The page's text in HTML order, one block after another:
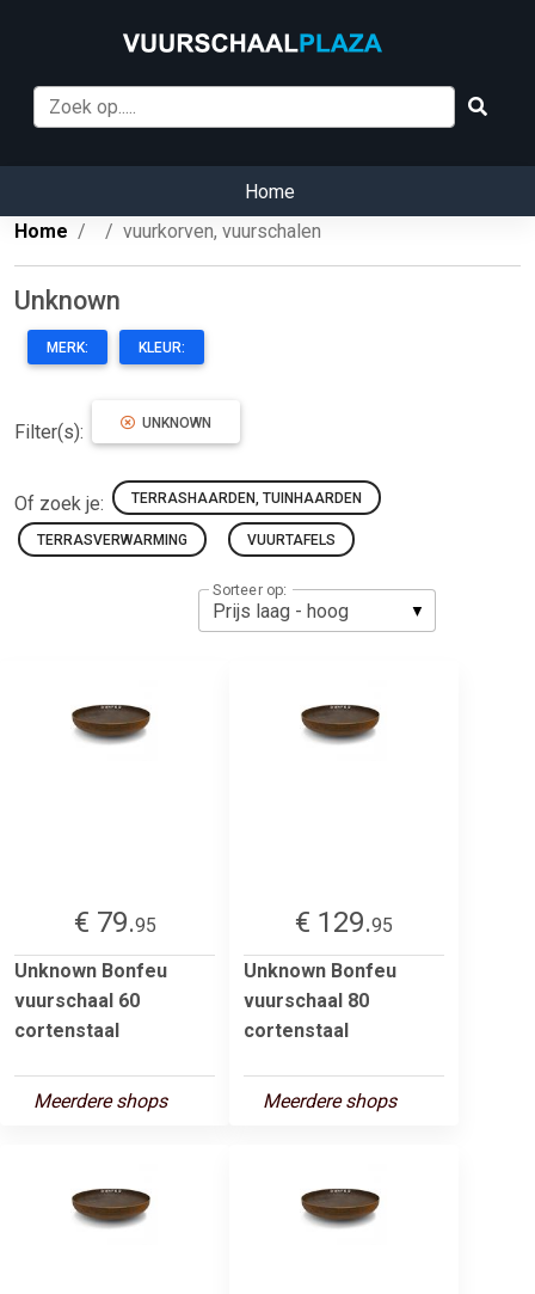
Home
Home
vuurkorven, vuurschalen
Unknown
MERK: KLEUR:
Filter(s): UNKNOWN
Of zoek je: TERRASHAARDEN, TUINHAARDEN
TERRASVERWARMING VUURTAFELS
Sorteer op:
€ 79.95
Unknown Bonfeu
vuurschaal 60
cortenstaal
Meerdere shops
€ 129.95
Unknown Bonfeu
vuurschaal 80
cortenstaal
Meerdere shops